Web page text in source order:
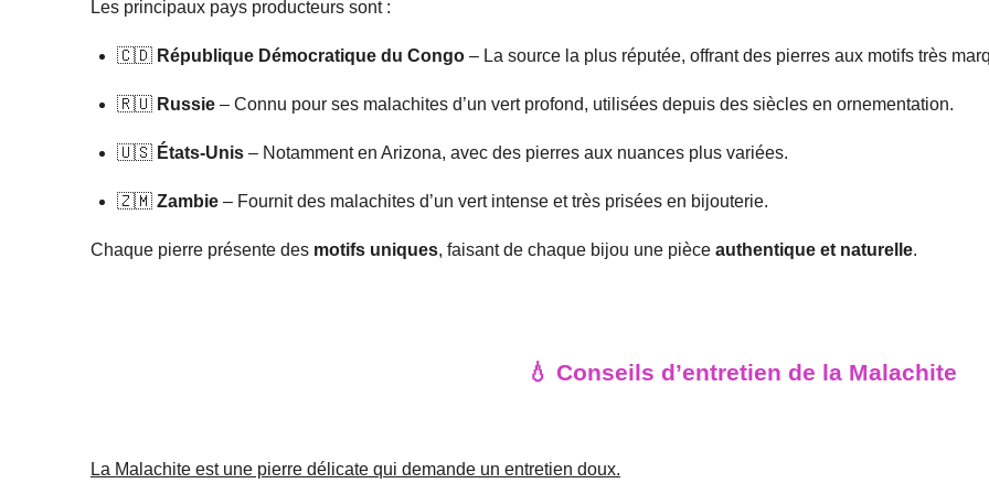
Les principaux pays producteurs sont :
🇨🇩 République Démocratique du Congo – La source la plus réputée, offrant des pierres aux motifs très
🇷🇺 Russie – Connu pour ses malachites d’un vert profond, utilisées depuis des siècles en ornementation.
🇺🇸 États-Unis – Notamment en Arizona, avec des pierres aux nuances plus variées.
🇿🇲 Zambie – Fournit des malachites d’un vert intense et très prisées en bijouterie.
Chaque pierre présente des motifs uniques, faisant de chaque bijou une pièce authentique et naturelle.
💧 Conseils d’entretien de la Malachite
La Malachite est une pierre délicate qui demande un entretien doux.